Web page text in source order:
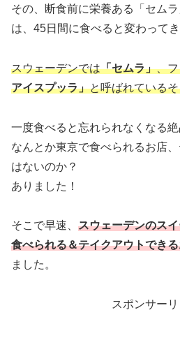
その、断食前に栄養ある「セム
は、45日間に食べると変わってき
スウェーデンでは「セムラ」、
アイスプッラ」と呼ばれている
一度食べると忘れられなくなる絶
なんとか東京で食べられるお店
はないのか？
ありました！
そこで早速、 スウェーデンのス
食べられる＆テイクアウトでき
ました。
スポンサーリ